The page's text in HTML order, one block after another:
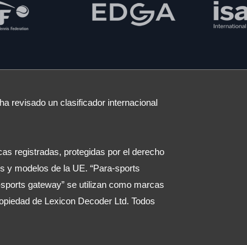
revisado un clasificador internacional
registradas, protegidas por el derecho
y modelos de la UE. “Para-sports
gateway” se utilizan como marcas
de Lexicon Decoder Ltd. Todos